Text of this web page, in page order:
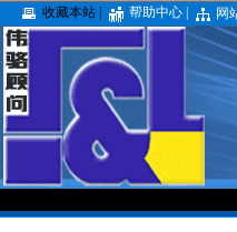
收藏本站 | 帮助中心 | 网